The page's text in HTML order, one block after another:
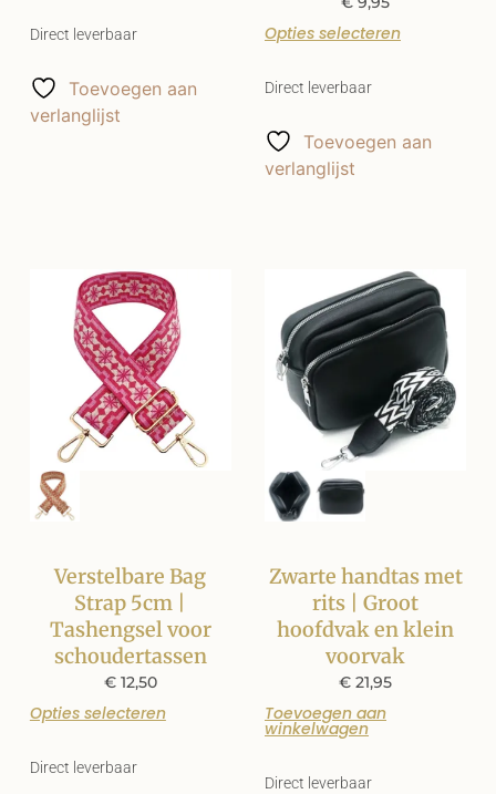
Direct leverbaar
Toevoegen aan
verlanglijst
Opties selecteren
Direct leverbaar
Toevoegen aan
verlanglijst
Verstelbare Bag
Strap 5cm |
Tashengsel voor
schoudertassen
€12,50
Opties selecteren
Direct leverbaar
Zwarte handtas met
rits | Groot
hoofdvak en klein
voorvak
€ 21,95
Toevoegen aan
winkelwagen
Direct leverbaar